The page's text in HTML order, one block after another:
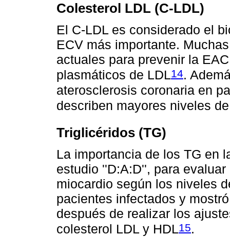
Colesterol LDL (C-LDL)
El C-LDL es considerado el
ECV más importante.
actuales para prevenir la
plasmáticos de LDL14.
aterosclerosis coronaria en
describen mayores niveles
Triglicéridos (TG)
La importancia de los TG en
estudio ''D:A:D'', para
miocardio según los niveles
pacientes infectados y
después de realizar los
colesterol LDL y HDL15.